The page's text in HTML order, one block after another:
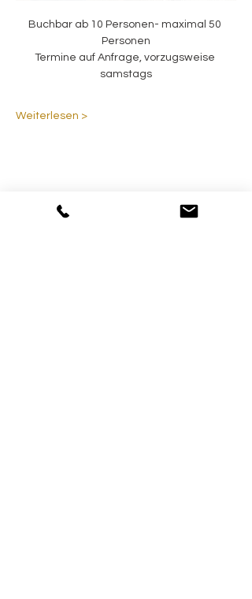
Buchbar ab 10 Personen- maximal 50
Personen
Termine auf Anfrage, vorzugsweise
samstags
Weiterlesen >
Diese Veranstaltung teilen